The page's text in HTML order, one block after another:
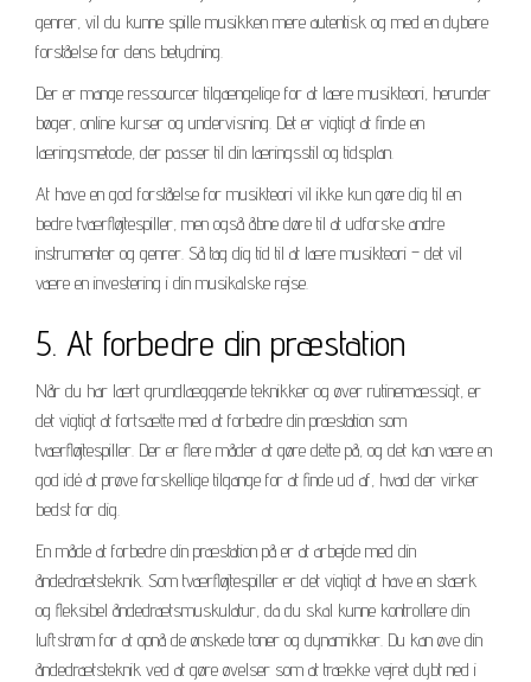
genrer, vil du kunne spille musikken mere autentisk og med en dybere
forståelse for dens betydning.
Der er mange ressourcer tilgængelige for at lære musikteori, herunder
bøger, online kurser og undervisning. Det er vigtigt at finde en
læringsmetode, der passer til din læringsstil og tidsplan.
At have en god forståelse for musikteori vil ikke kun gøre dig til en
bedre tværfløjtespiller, men også åbne døre til at udforske andre
instrumenter og genrer. Så tag dig tid til at lære musikteori – det vil
være en investering i din musikalske rejse.
5. At forbedre din præstation
Når du har lært grundlæggende teknikker og øver rutinemæssigt, er
det vigtigt at fortsætte med at forbedre din præstation som
tværfløjtespiller. Der er flere måder at gøre dette på, og det kan være en
god idé at prøve forskellige tilgange for at finde ud af, hvad der virker
bedst for dig.
En måde at forbedre din præstation på er at arbejde med din
åndedrætsteknik. Som tværfløjtespiller er det vigtigt at have en stærk
og fleksibel åndedrætsmuskulatur, da du skal kunne kontrollere din
luftstrøm for at opnå de ønskede toner og dynamikker. Du kan øve din
åndedrætsteknik ved at gøre øvelser som at trække vejret dybt ned i